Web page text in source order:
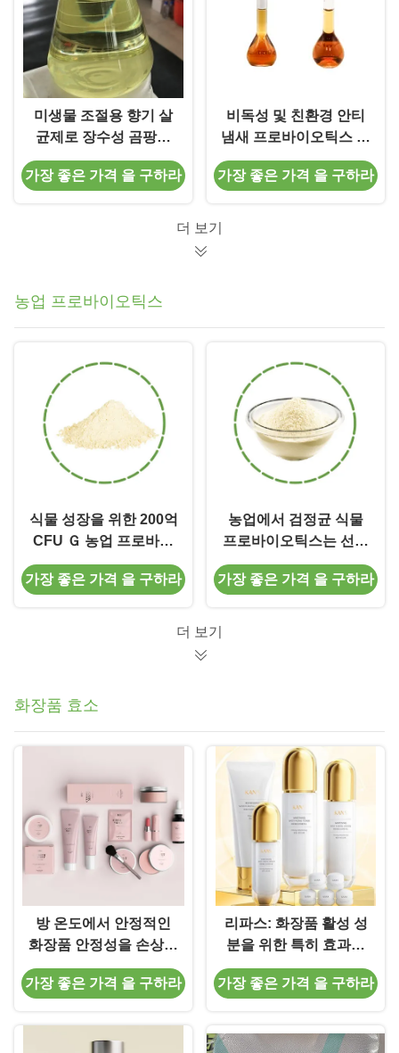
미생물 조절용 향기 살
균제로 장수성 곰팡이
냄새 제거
가장 좋은 가격 을 구하라
비독성 및 친환경 안티
냄새 프로바이오틱스 냄
새 제거자 고객 요구 사
항에 대한 효소 처리
가장 좋은 가격 을 구하라
더 보기
농업 프로바이오틱스
식물 성장을 위한 200억
CFU Ｇ 농업 프로바이
오틱스는 작물 생산량을
향상시킵니다
가장 좋은 가격 을 구하라
농업에서 검정균 식물
프로바이오틱스는 선충
병을 피합니다
가장 좋은 가격 을 구하라
더 보기
화장품 효소
방 온도에서 안정적인
화장품 안정성을 손상시
키지 않고 껍질을 벗기
기 위해 고정 된 리파스
가장 좋은 가격 을 구하라
리파스: 화장품 활성 성
분을 위한 특히 효과적
인 바이오 촉매
가장 좋은 가격 을 구하라